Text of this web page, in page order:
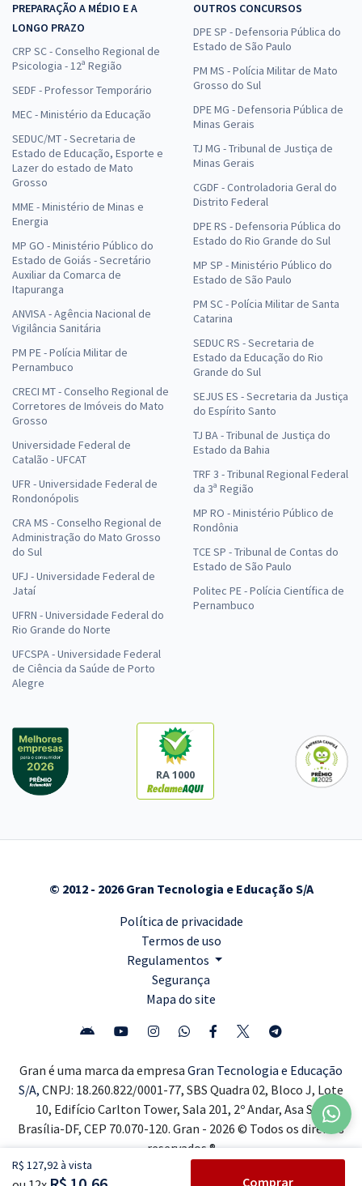
R$ 127,92 à vista
Comprar
PREPARAÇÃO A MÉDIO E A
LONGO PRAZO
CRP SC - Conselho Regional de
Psicologia - 12ª Região
SEDF - Professor Temporário
MEC - Ministério da Educação
SEDUC/MT - Secretaria de
Estado de Educação, Esporte e
Lazer do estado de Mato
Grosso
MME - Ministério de Minas e
Energia
MP GO - Ministério Público do
Estado de Goiás - Secretário
Auxiliar da Comarca de
Itapuranga
ANVISA - Agência Nacional de
Vigilância Sanitária
PM PE - Polícia Militar de
Pernambuco
CRECI MT - Conselho Regional de
Corretores de Imóveis do Mato
Grosso
Universidade Federal de
Catalão - UFCAT
UFR - Universidade Federal de
Rondonópolis
CRA MS - Conselho Regional de
Administração do Mato Grosso
do Sul
UFJ - Universidade Federal de
Jataí
UFRN - Universidade Federal do
Rio Grande do Norte
UFCSPA - Universidade Federal
de Ciência da Saúde de Porto
Alegre
OUTROS CONCURSOS
DPE SP - Defensoria Pública do
Estado de São Paulo
PM MS - Polícia Militar de Mato
Grosso do Sul
DPE MG - Defensoria Pública de
Minas Gerais
TJ MG - Tribunal de Justiça de
Minas Gerais
CGDF - Controladoria Geral do
Distrito Federal
DPE RS - Defensoria Pública do
Estado do Rio Grande do Sul
MP SP - Ministério Público do
Estado de São Paulo
PM SC - Polícia Militar de Santa
Catarina
SEDUC RS - Secretaria de
Estado da Educação do Rio
Grande do Sul
SEJUS ES - Secretaria da Justiça
do Espírito Santo
TJ BA - Tribunal de Justiça do
Estado da Bahia
TRF 3 - Tribunal Regional Federal
da 3ª Região
MP RO - Ministério Público de
Rondônia
TCE SP - Tribunal de Contas do
Estado de São Paulo
Politec PE - Polícia Científica de
Pernambuco
RA 1000
© 2012 - 2026 Gran Tecnologia e Educação S/A
Política de privacidade
Termos de uso
Regulamentos
Segurança
Mapa do site
Gran é uma marca da empresa Gran Tecnologia e Educação
S/A, CNPJ: 18.260.822/0001-77, SBS Quadra 02, Bloco J, Lote
10, Edifício Carlton Tower, Sala 201, 2º Andar, Asa Sul,
Brasília-DF, CEP 70.070-120. Gran - 2026 © Todos os direitos
reservados ®